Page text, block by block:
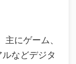
にゲーム、
などデジタ